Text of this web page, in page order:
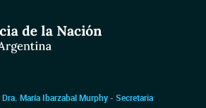
Dra. María Ibarzabal Murphy - Secretaria